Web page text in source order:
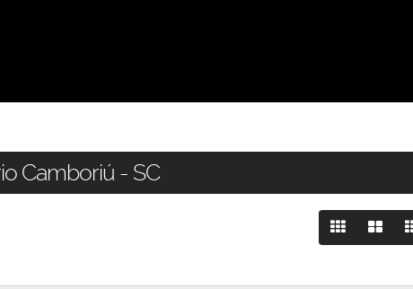
Camboriú - SC